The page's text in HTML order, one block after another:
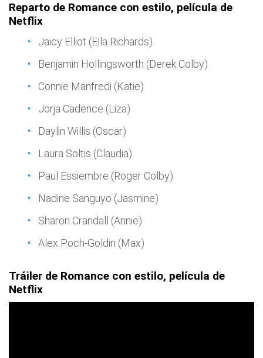
Reparto de Romance con estilo, película de
Netflix
Jaicy Elliot (Ella Richards)
Benjamin Hollingsworth (Derek Colby)
Connie Manfredi (Katie)
Jorja Cadence (Liza)
Daylin Willis (Oscar)
Laura Soltis (Claudia)
Paul Essiembre (Roger Colby)
Nadine Sanguyo (Jasmine)
Sharon Crandall (Annie)
Alex Poch-Goldin (Max)
Tráiler de Romance con estilo, película de
Netflix